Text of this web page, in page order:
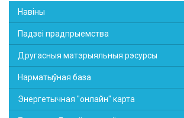
Навіны
Падзеі прадпрыемства
Другасныя матэрыяльныя рэсурсы
Нарматыўная база
Энергетычная "онлайн" карта